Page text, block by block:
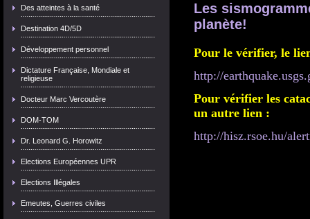
Des atteintes à la santé
Destination 4D/5D
Développement personnel
Dictature Française, Mondiale et
religieuse
Docteur Marc Vercoutère
DOM-TOM
Dr. Leonard G. Horowitz
Elections Européennes UPR
Elections Illégales
Emeutes, Guerres civiles
Les
planète!
Pour le vérifier, le
http://
Pour vérifier les
un autre lien :
http://hisz.rsoe.hu/